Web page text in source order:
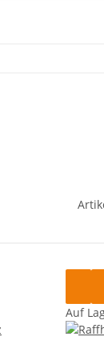
Auf